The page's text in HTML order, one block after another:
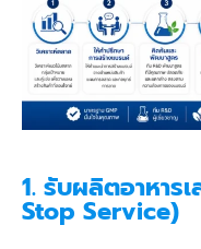
1. รับผลิตอาหาร
Stop Service)